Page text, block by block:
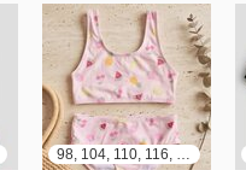
98, 104, 110, 116, 122, 128, 134, 140